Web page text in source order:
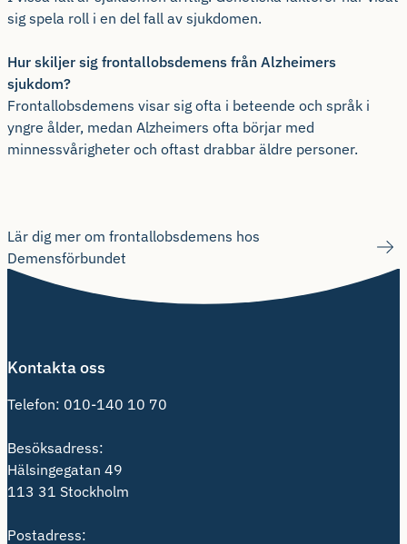
sig spela roll i en del fall av sjukdomen.
Hur skiljer sig frontallobsdemens från Alzheimers
sjukdom?
Frontallobsdemens visar sig ofta i beteende och språk i
yngre ålder, medan Alzheimers ofta börjar med
minnessvårigheter och oftast drabbar äldre personer.
Lär dig mer om frontallobsdemens hos
Demensförbundet
Kontakta oss
Telefon: 010-140 10 70
Besöksadress:
Hälsingegatan 49
113 31 Stockholm
Postadress: